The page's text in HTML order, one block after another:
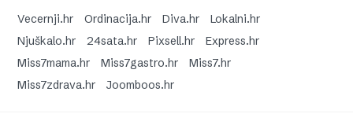
Vecernji.hr
Ordinacija.hr Diva.hr
Lokalni.hr
Njuškalo.hr
24sata.hr Pixsell.hr
Express.hr
Miss7mama.hr
Miss7gastro.hr
Miss7.hr
Miss7zdrava.hr
Joomboos.hr